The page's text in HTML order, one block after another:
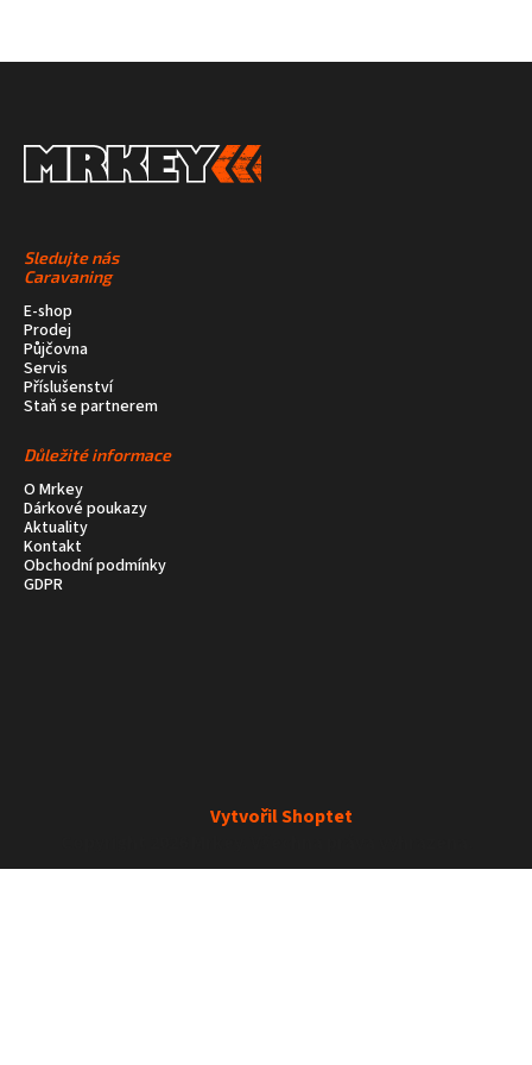
Sledujte nás
Caravaning
E-shop
Prodej
Půjčovna
Servis
Příslušenství
Staň se partnerem
Důležité informace
O Mrkey
Dárkové poukazy
Aktuality
Kontakt
Obchodní podmínky
GDPR
Vytvořil Shoptet